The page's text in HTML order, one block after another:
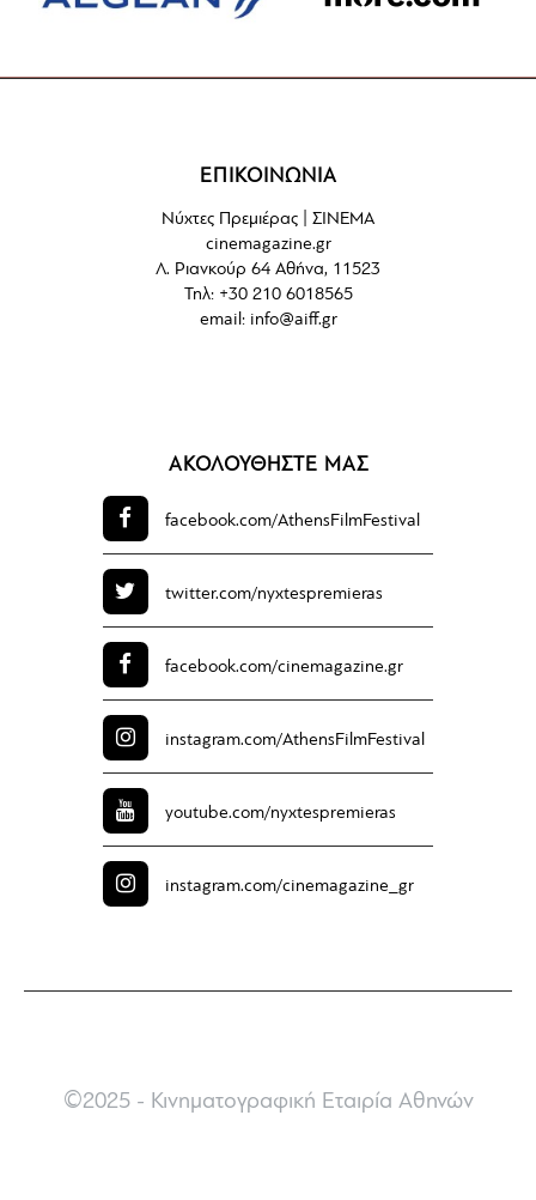
ΕΠΙΚΟΙΝΩΝΙΑ
Νύχτες Πρεμιέρας | ΣΙΝΕΜΑ
cinemagazine.gr
Λ. Ριανκούρ 64 Αθήνα, 11523
Τηλ: +30 210 6018565
email: info@aiff.gr
ΑΚΟΛΟΥΘΗΣΤΕ ΜΑΣ
facebook.com/AthensFilmFestival
twitter.com/nyxtespremieras
facebook.com/cinemagazine.gr
instagram.com/AthensFilmFestival
youtube.com/nyxtespremieras
instagram.com/cinemagazine_gr
©2025 - Κινηματογραφική Εταιρία Αθηνών